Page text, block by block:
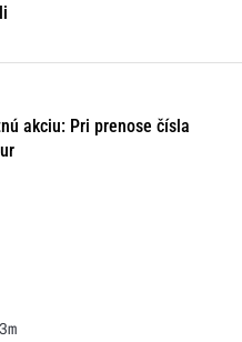
akciu: Pri prenose čísla
3m